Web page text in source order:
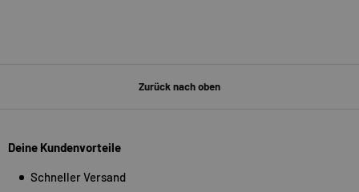
Zurück nach oben
Deine Kundenvorteile
Schneller Versand